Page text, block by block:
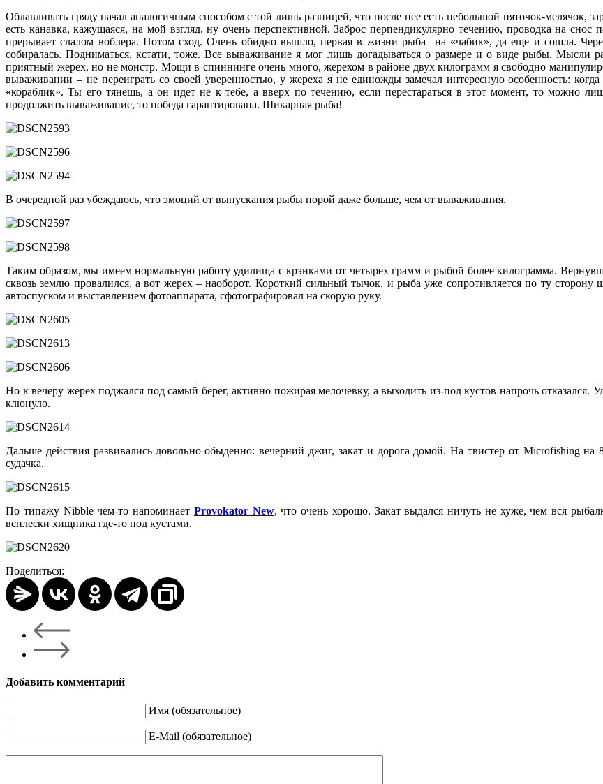
Облавливать гряду начал аналогичным способом с той лишь разницей, что после нее есть небольшой пяточок-мелячок,
есть канавка, кажущаяся, на мой взгляд, ну очень перспективной. Заброс перпендикулярно течению, проводка на
прерывает слалом воблера. Потом сход. Очень обидно вышло, первая в жизни рыба на «чабик», да еще и сошла.
собиралась. Подниматься, кстати, тоже. Все вываживание я мог лишь догадываться о размере и о виде рыбы. Мысли
приятный жерех, но не монстр. Мощи в спиннинге очень много, жерехом в районе двух килограмм я свободно
вываживании – не переиграть со своей уверенностью, у жереха я не единожды замечал интересную особенность:
«кораблик». Ты его тянешь, а он идет не к тебе, а вверх по течению, если перестараться в этот момент, то можно
продолжить вываживание, то победа гарантирована. Шикарная рыба!
В очередной раз убеждаюсь, что эмоций от выпускания рыбы порой даже больше, чем от вываживания.
Таким образом, мы имеем нормальную работу удилища с крэнками от четырех грамм и рыбой более килограмма.
сквозь землю провалился, а вот жерех – наоборот. Короткий сильный тычок, и рыба уже сопротивляется по ту сторону
автоспуском и выставлением фотоаппарата, сфотографировал на скорую руку.
Но к вечеру жерех поджался под самый берег, активно пожирая мелочевку, а выходить из-под кустов напрочь
клюнуло.
Дальше действия развивались довольно обыденно: вечерний джиг, закат и дорога домой. На твистер от Microfishing
судачка.
По типажу Nibble чем-то напоминает Provokator New, что очень хорошо. Закат выдался ничуть не хуже, чем вся
всплески хищника где-то под кустами.
Поделиться:
Добавить комментарий
Имя (обязательное)
E-Mail (обязательное)